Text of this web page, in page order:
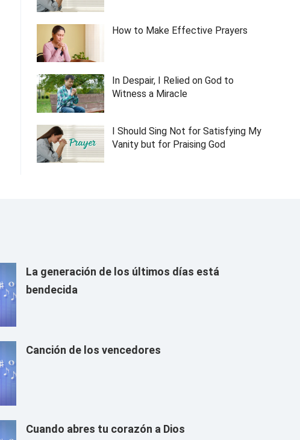
How to Make Effective Prayers
In Despair, I Relied on God to
Witness a Miracle
I Should Sing Not for Satisfying My
Vanity but for Praising God
La generación de los últimos días está
bendecida
Canción de los vencedores
Cuando abres tu corazón a Dios